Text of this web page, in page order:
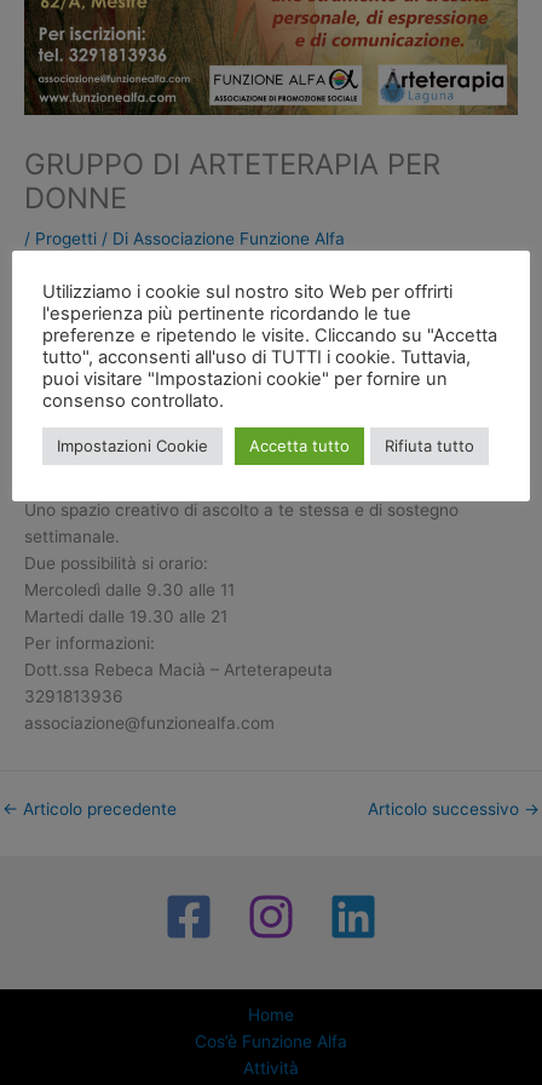
GRUPPO DI ARTETERAPIA PER
DONNE
/ Progetti / Di Associazione Funzione Alfa
GRUPPO DI ARTETERAPIA PER DONNE
Proponiamo questo gruppo interamente al femminile.
Uno spazio settimanale di un’ora e mezza dove lasciare libera
l’immaginazione e esprimersi attraverso i materiali artistici.
L’idea è di creare un ambiente accogliente e protetto con 4 o 5
partecipanti.
Il percorso creativo parte dal fare per arrivare
Uno spazio creativo di ascolto a te stessa e di sostegno
settimanale.
Due possibilità si orario:
Mercoledì dalle 9.30 alle 11
Martedi dalle 19.30 alle 21
Per informazioni:
Dott.ssa Rebeca Macià – Arteterapeuta
3291813936
associazione@funzionealfa.com
← Articolo precedente Articolo successivo →
Home
Cos’è Funzione Alfa
Attività
Utilizziamo i cookie sul nostro sito Web per offrirti
l'esperienza più pertinente ricordando le tue
preferenze e ripetendo le visite. Cliccando su "Accetta
tutto", acconsenti all'uso di TUTTI i cookie. Tuttavia,
puoi visitare "Impostazioni cookie" per fornire un
consenso controllato.
Impostazioni Cookie Accetta tutto Rifiuta tutto